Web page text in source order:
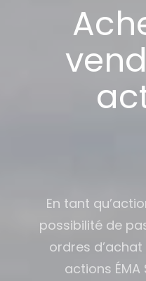
En tant
possibilité de
ordres
actions ÉMA